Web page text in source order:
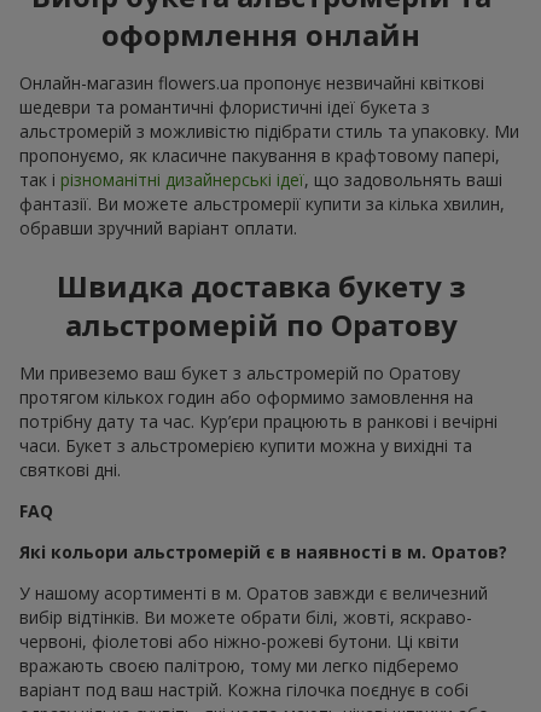
оформлення онлайн
Онлайн-магазин flowers.ua пропонує незвичайні квіткові
шедеври та романтичні флористичні ідеї букета з
альстромерій з можливістю підібрати стиль та упаковку. Ми
пропонуємо, як класичне пакування в крафтовому папері,
так і різноманітні дизайнерські ідеї, що задовольнять ваші
фантазії. Ви можете альстромерії купити за кілька хвилин,
обравши зручний варіант оплати.
Швидка доставка букету з
альстромерій по Оратову
Ми привеземо ваш букет з альстромерій по Оратову
протягом кількох годин або оформимо замовлення на
потрібну дату та час. Кур’єри працюють в ранкові і вечірні
часи. Букет з альстромерією купити можна у вихідні та
святкові дні.
FAQ
Які кольори альстромерій є в наявності в м. Оратов?
У нашому асортименті в м. Оратов завжди є величезний
вибір відтінків. Ви можете обрати білі, жовті, яскраво-
червоні, фіолетові або ніжно-рожеві бутони. Ці квіти
вражають своєю палітрою, тому ми легко підберемо
варіант под ваш настрій. Кожна гілочка поєднує в собі